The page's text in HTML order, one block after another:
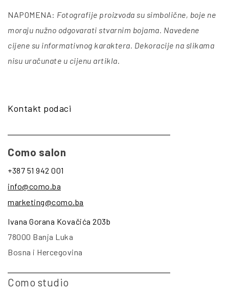
NAPOMENA: Fotografije proizvoda su simbolične, boje ne
moraju nužno odgovarati stvarnim bojama. Navedene
cijene su informativnog karaktera. Dekoracije na slikama
nisu uračunate u cijenu artikla.
Kontakt podaci
Como salon
+387 51 942 001
info@como.ba
marketing@como.ba
Ivana Gorana Kovačića 203b
78000 Banja Luka
Bosna i Hercegovina
Como studio